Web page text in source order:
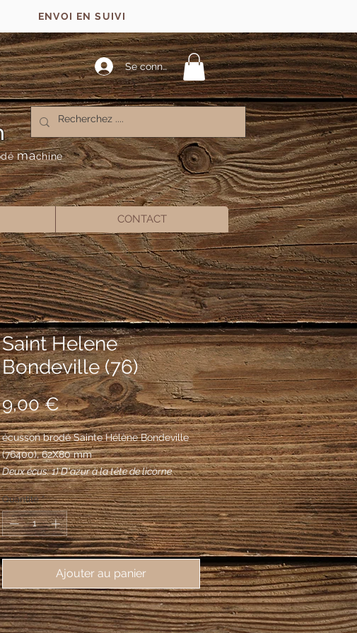
ENVOI EN SUIVI
Se connecter
démachine
CONTACT
Saint Helene
Bondeville (76)
9,00 €Prix
écusson brodé Sainte Hélène Bondeville
(76400), 62X80 mm
Deux écus: 1) D'azur à la tête de licorne
d'argent surmontée de molettes d'or. 2)
D'azur à trois glands versés d'or.
Quantité *
Ajouter au panier